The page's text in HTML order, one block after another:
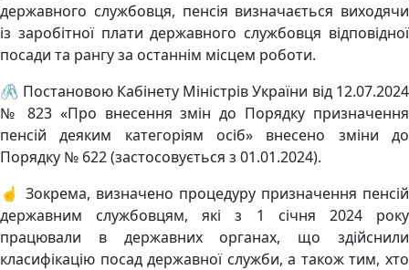
державного службовця, пенсія визначається виходячи
із заробітної плати державного службовця відповідної
посади та рангу за останнім місцем роботи.
🖇 Постановою Кабінету Міністрів України від 12.07.2024
№ 823 «Про внесення змін до Порядку призначення
пенсій деяким категоріям осіб» внесено зміни до
Порядку № 622 (застосовується з 01.01.2024).
☝️ Зокрема, визначено процедуру призначення пенсій
державним службовцям, які з 1 січня 2024 року
працювали в державних органах, що здійснили
класифікацію посад державної служби, а також тим, хто